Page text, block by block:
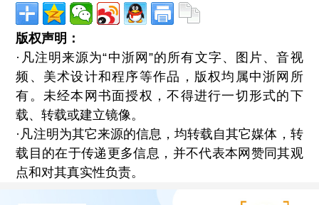
版权声明：
·凡注明来源为“中浙网”的所有文字、图片、音视
频、美术设计和程序等作品，版权均属中浙网所
有。未经本网书面授权，不得进行一切形式的下
载、转载或建立镜像。
·凡注明为其它来源的信息，均转载自其它媒体，转
载目的在于传递更多信息，并不代表本网赞同其观
点和对其真实性负责。